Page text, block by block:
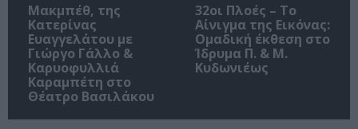
Μακμπέθ, της
Κατερίνας
Ευαγγελάτου με
Γιώργο Γάλλο &
Καρυοφυλλιά
Καραμπέτη στο
Θέατρο Βασιλάκου
32οι Πλοές – Το
Αίνιγμα της Εικόνας:
Ομαδική έκθεση στο
Ίδρυμα Π. & Μ.
Κυδωνιέως